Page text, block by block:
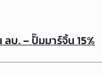
บ. – ปั๊มมาร์จิ้น 15%